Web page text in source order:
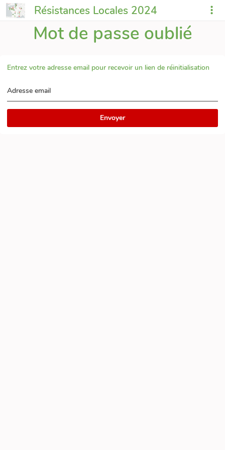
Résistances Locales 2024
Mot de passe oublié
Entrez votre adresse email pour recevoir un lien de réinitialisation
Adresse email
Envoyer